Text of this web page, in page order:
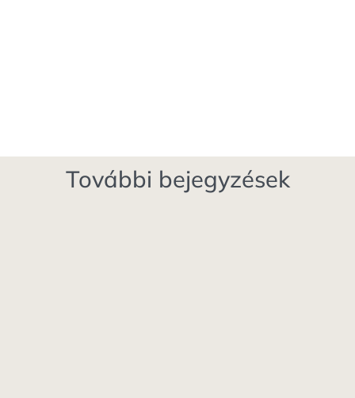
További bejegyzések